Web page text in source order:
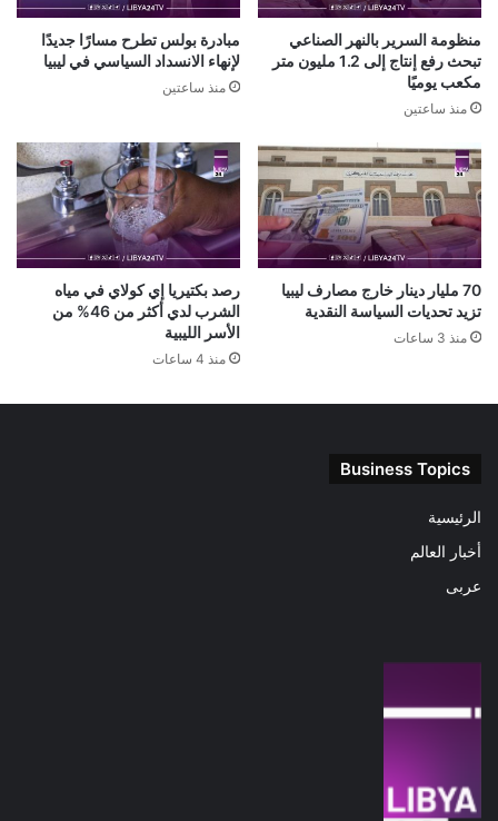
منظومة السرير بالنهر الصناعي
تبحث رفع إنتاج إلى 1.2 مليون متر
مكعب يوميًا
منذ ساعتين
مبادرة بولس تطرح مسارًا جديدًا
لإنهاء الانسداد السياسي في ليبيا
منذ ساعتين
70 مليار دينار خارج مصارف ليبيا
تزيد تحديات السياسة النقدية
منذ 3 ساعات
رصد بكتيريا إي كولاي في مياه
الشرب لدي أكثر من 46% من
الأسر الليبية
منذ 4 ساعات
Business Topics
الرئيسية
أخبار العالم
عربى